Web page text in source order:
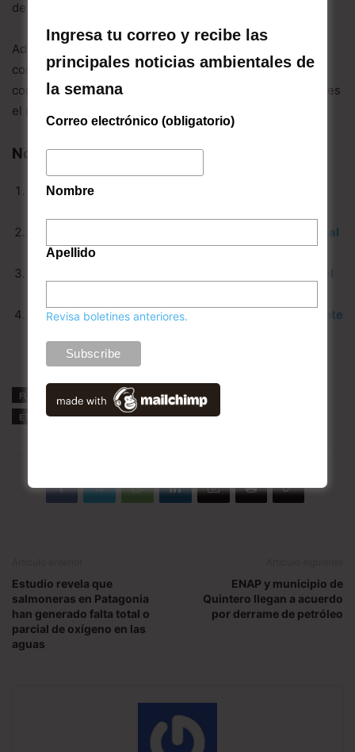
de Chile vive en la única región sin litoral del país».
Además, apuntó a una omisión en el proyecto a las
comunas que, sin ser costeras, se ubican en zonas
contiguas a cuerpos de agua lacustres y fluviales, como es
el caso de Calama.
Noticias Relacionadas:
DGA potenciará fiscalización de recurso hídrico en
Con uso de drones buscarán detener extracción ilegal
de agua en Región de Antofagasta
Concluye proyecto de investigación sobre la rana del
Científicos capturan por primera vez señales mediante
FUENTE
Emol
ETIQUETAS
Río Loa
Estudio revela que
salmoneras en Patagonia
han generado falta total o
parcial de oxígeno en las
aguas
ENAP y municipio de
Quintero llegan a acuerdo
por derrame de petróleo
Ingresa tu correo y recibe las
principales noticias ambientales de
la semana
Correo electrónico (obligatorio)
Nombre
Apellido
Revisa boletines anteriores.